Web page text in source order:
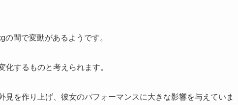
間で変動があるようです。
化するものと考えられます。
見を作り上げ、彼女のパフォーマンスに大きな影響を与えていま